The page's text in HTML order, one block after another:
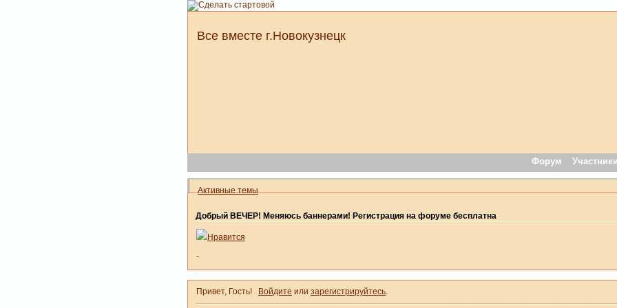
Все вместе г.Новокузнецк
Форум Участники
Активные темы
Добрый ВЕЧЕР! Меняюсь баннерами! Регистрация на форуме бесплатна
Нравится
-
Привет, Гость! Войдите или зарегистрируйтесь.